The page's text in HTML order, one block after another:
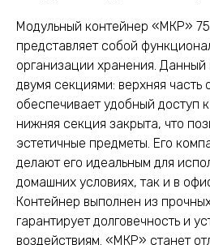
Модульный контейнер «МКР»
представляет собой
организации хранения. Данный
двумя секциями: верхняя часть
обеспечивает удобный доступ
нижняя секция закрыта, что
эстетичные предметы. Его
делают его идеальным для
домашних условиях, так и в
Контейнер выполнен из
гарантирует долговечность и
воздействиям. «МКР» станет